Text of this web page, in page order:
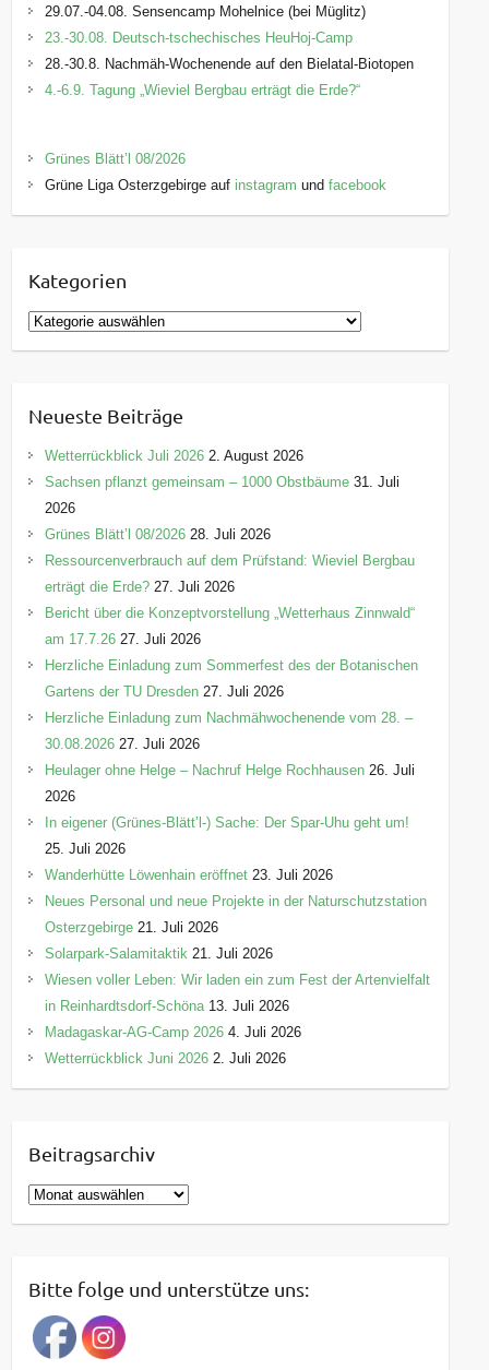
29.07.-04.08. Sensencamp Mohelnice (bei Müglitz)
23.-30.08. Deutsch-tschechisches HeuHoj-Camp
28.-30.8. Nachmäh-Wochenende auf den Bielatal-Biotopen
4.-6.9. Tagung „Wieviel Bergbau erträgt die Erde?“
Grünes Blätt’l 08/2026
Grüne Liga Osterzgebirge auf instagram undfacebook
Kategorien
K
a
g
o
r
e
n
Neueste Beiträge
Wetterrückblick Juli 2026 2. August 2026
Sachsen pflanzt gemeinsam – 1000 Obstbäume 31. Juli
2026
Grünes Blätt’l 08/2026 28. Juli 2026
Ressourcenverbrauch auf dem Prüfstand: Wieviel Bergbau
erträgt die Erde? 27. Juli 2026
Bericht über die Konzeptvorstellung „Wetterhaus Zinnwald“
am 17.7.26 27. Juli 2026
Herzliche Einladung zum Sommerfest des der Botanischen
Gartens der TU Dresden 27. Juli 2026
Herzliche Einladung zum Nachmähwochenende vom 28. –
30.08.2026 27. Juli 2026
Heulager ohne Helge – Nachruf Helge Rochhausen 26. Juli
2026
In eigener (Grünes-Blätt’l-) Sache: Der Spar-Uhu geht um!
25. Juli 2026
Wanderhütte Löwenhain eröffnet 23. Juli 2026
Neues Personal und neue Projekte in der Naturschutzstation
Osterzgebirge 21. Juli 2026
Solarpark-Salamitaktik 21. Juli 2026
Wiesen voller Leben: Wir laden ein zum Fest der Artenvielfalt
in Reinhardtsdorf-Schöna 13. Juli 2026
Madagaskar-AG-Camp 2026 4. Juli 2026
Wetterrückblick Juni 2026 2. Juli 2026
Beitragsarchiv
B
e
r
a
g
Bitte folge und unterstütze uns: